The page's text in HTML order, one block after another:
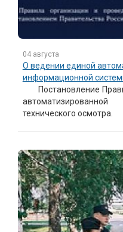
04 августа
О ведении единой
информационной
Постановление
технического осмотра.